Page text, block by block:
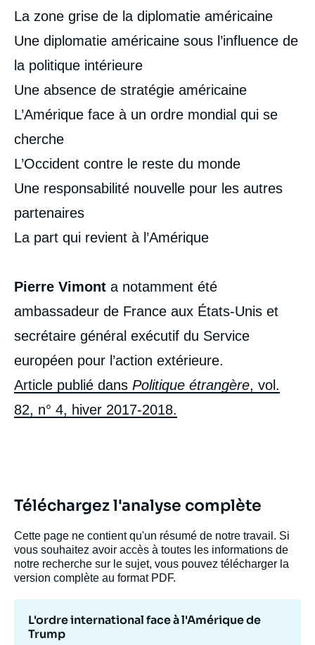
La zone grise de la diplomatie américaine
Une diplomatie américaine sous l’influence de
la politique intérieure
Une absence de stratégie américaine
L’Amérique face à un ordre mondial qui se
cherche
L’Occident contre le reste du monde
Une responsabilité nouvelle pour les autres
partenaires
La part qui revient à l’Amérique
Pierre Vimont a notamment été
ambassadeur de France aux États-Unis et
secrétaire général exécutif du Service
européen pour l’action extérieure.
Article publié dans Politique étrangère, vol.
82, n° 4, hiver 2017-2018.
Téléchargez l'analyse complète
Cette page ne contient qu'un résumé de notre travail. Si
vous souhaitez avoir accès à toutes les informations de
notre recherche sur le sujet, vous pouvez télécharger la
version complète au format PDF.
L'ordre international face à l'Amérique de
Trump